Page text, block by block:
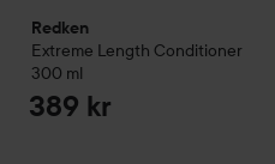
Redken
Extreme Length Conditioner
300 ml
389 kr